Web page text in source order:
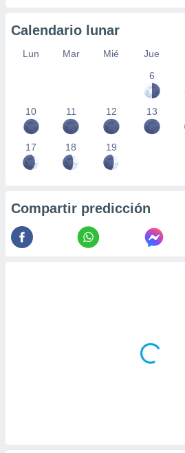
Calendario lunar
Lun Mar Mié Jue
6
10 11 12 13
17 18 19
Compartir predicción